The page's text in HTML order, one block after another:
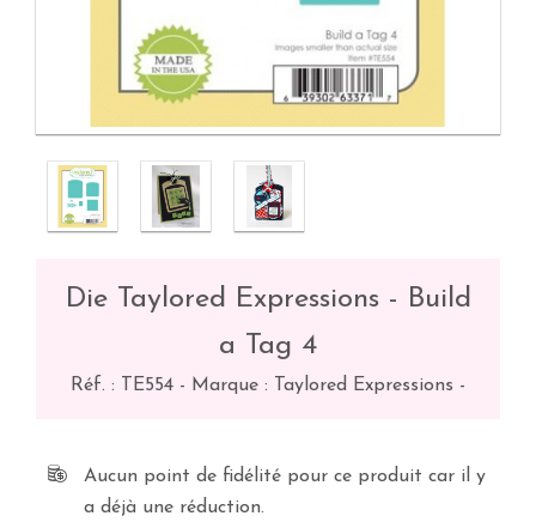
Die Taylored Expressions - Build
a Tag 4
Réf. : TE554 - Marque : Taylored Expressions -
Aucun point de fidélité pour ce produit car il y
a déjà une réduction.